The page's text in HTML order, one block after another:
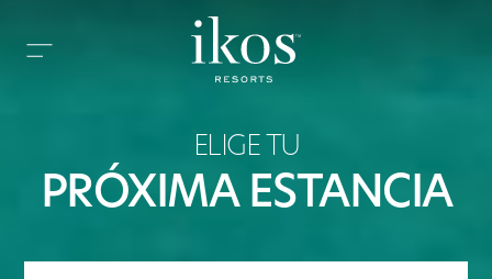
ELIGE TU
PRÓXIMA ESTANCIA